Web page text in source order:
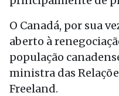
O Canadá, por sua
aberto à
população
ministra das
Freeland.